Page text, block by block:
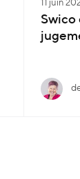
11 juin
Swico